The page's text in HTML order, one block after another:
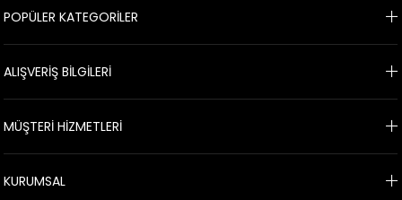
POPÜLER KATEGORİLER
ALIŞVERİŞ BİLGİLERİ
MÜŞTERİ HİZMETLERİ
KURUMSAL